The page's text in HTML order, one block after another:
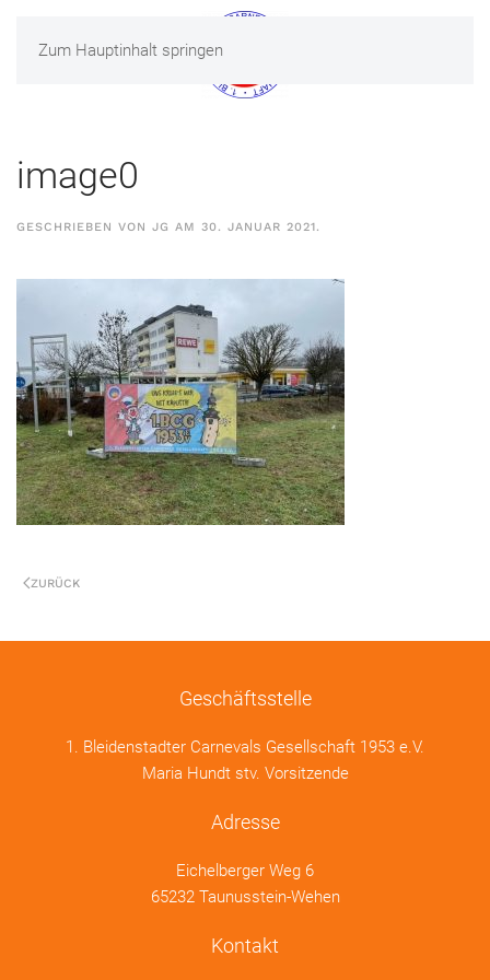
Zum Hauptinhalt springen
MENÜ
image0
GESCHRIEBEN VON JG AM 30. JANUAR 2021.
ZURÜCK
Geschäftsstelle
1. Bleidenstadter Carnevals Gesellschaft 1953 e.V.
Maria Hundt stv. Vorsitzende
Adresse
Eichelberger Weg 6
65232 Taunusstein-Wehen
Kontakt